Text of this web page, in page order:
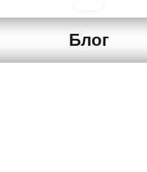
Блог